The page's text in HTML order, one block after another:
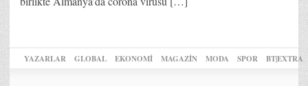
YAZARLAR GLOBAL EKONOMİ MAGAZİN MODA SPOR BT|EXTRA